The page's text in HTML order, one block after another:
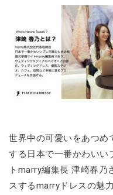
世界中の可愛いをあつ
する日本で一番かわいい
トmarry編集長 津崎春乃
スするmarryドレスの魅